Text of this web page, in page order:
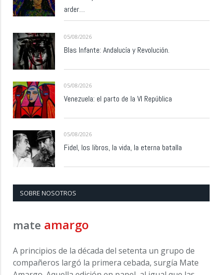
arder…
05/08/2026
Blas Infante: Andalucía y Revolución.
05/08/2026
Venezuela: el parto de la VI República
05/08/2026
Fidel, los libros, la vida, la eterna batalla
SOBRE NOSOTROS
mate amargo
A principios de la década del setenta un grupo de
compañeros largó la primera cebada, surgía Mate